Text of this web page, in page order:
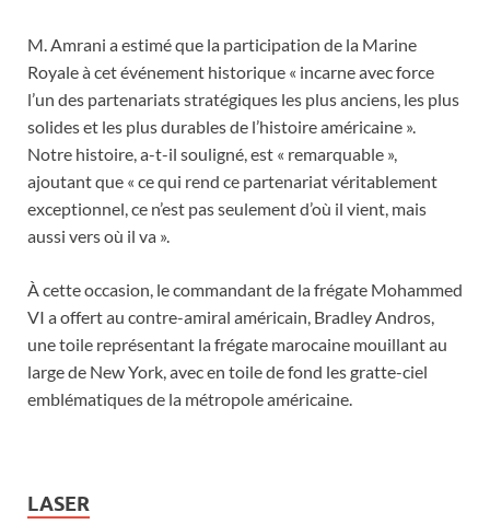
M. Amrani a estimé que la participation de la Marine
Royale à cet événement historique « incarne avec force
l’un des partenariats stratégiques les plus anciens, les plus
solides et les plus durables de l’histoire américaine ».
Notre histoire, a-t-il souligné, est « remarquable »,
ajoutant que « ce qui rend ce partenariat véritablement
exceptionnel, ce n’est pas seulement d’où il vient, mais
aussi vers où il va ».
À cette occasion, le commandant de la frégate Mohammed
VI a offert au contre-amiral américain, Bradley Andros,
une toile représentant la frégate marocaine mouillant au
large de New York, avec en toile de fond les gratte-ciel
emblématiques de la métropole américaine.
LASER